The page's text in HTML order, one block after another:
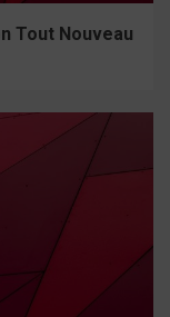
Tout Nouveau